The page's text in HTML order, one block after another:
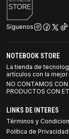
Síguenos
NOTEBOOK STORE
La tienda de
artículos con la
NO CONTAMOS
PRODUCTOS CON
LINKS DE INTERES
Términos y
Política de